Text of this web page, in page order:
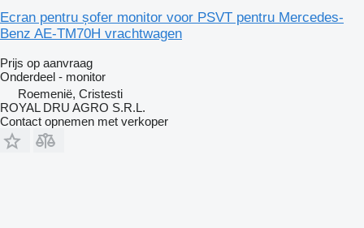
Ecran pentru șofer monitor voor PSVT pentru Mercedes-
Benz AE-TM70H vrachtwagen
Prijs op aanvraag
Onderdeel - monitor
Roemenië, Cristesti
ROYAL DRU AGRO S.R.L.
Contact opnemen met verkoper